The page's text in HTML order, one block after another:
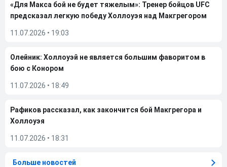
«Для Макса бой не будет тяжелым»: Тренер бойцов UFC
предсказал легкую победу Холлоуэя над Макгрегором
11.07.2026 • 19:03
Олейник: Холлоуэй не является большим фаворитом в
бою с Конором
11.07.2026 • 18:49
Рафиков рассказал, как закончится бой Макгрегора и
Холлоуэя
11.07.2026 • 18:31
Больше новостей